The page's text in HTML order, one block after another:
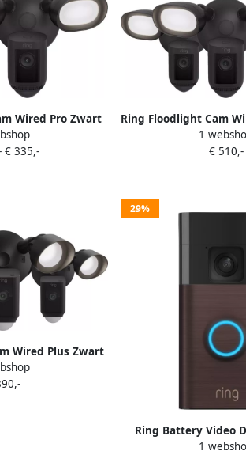
Wired Pro Zwart
€ 335,-
Ring Floodlight Cam
Pack
1
€ 510,-
Wired Plus Zwart
29%
Ring Battery Video
1